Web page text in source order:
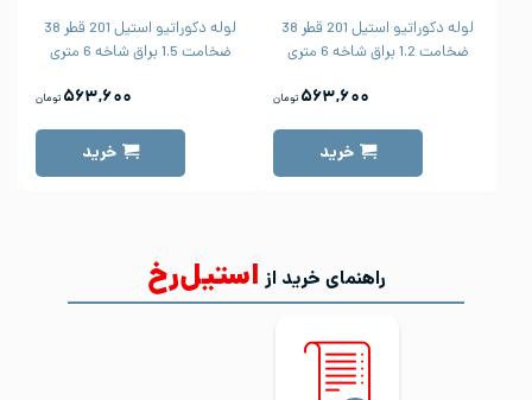
لوله دکوراتیو استیل 201 قطر 38
ضخامت 1.2 براق شاخه 6 متری
۵۶۳,۶۰۰ تومان
خرید
لوله دکوراتیو استیل 201 قطر 38
ضخامت 1.5 براق شاخه 6 متری
۵۶۳,۶۰۰ تومان
خرید
راهنمای خرید از استیل‌رخ